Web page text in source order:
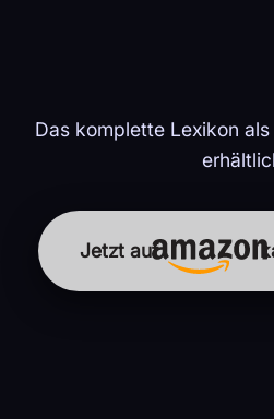
Das komplette Lexikon als
Jetzt auf